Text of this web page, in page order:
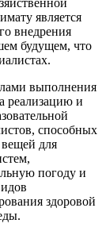
является
внедрения
будущем, что
выполнения
реализацию и
способных
для
погоду и
здоровой